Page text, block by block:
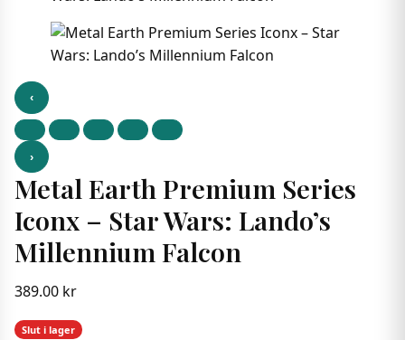
‹
›
Metal Earth Premium Series
Iconx – Star Wars: Lando’s
Millennium Falcon
389.00 kr
Slut i lager